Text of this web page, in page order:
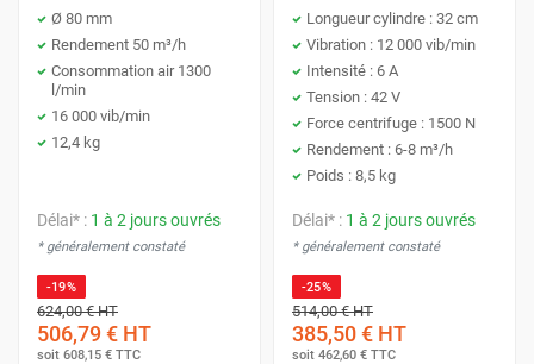
Ø 80 mm
Rendement 50 m³/h
Consommation air 1300
l/min
16 000 vib/min
12,4 kg
Délai* : 1 à 2 jours ouvrés
* généralement constaté
-19%
624,00 €HT
506,79 € HT
soit 608,15 € TTC
Longueur cylindre : 32 cm
Vibration : 12 000 vib/min
Intensité : 6 A
Tension : 42 V
Force centrifuge : 1500 N
Rendement : 6-8 m³/h
Poids : 8,5 kg
Délai* : 1 à 2 jours ouvrés
* généralement constaté
-25%
514,00 €HT
385,50 € HT
soit 462,60 € TTC